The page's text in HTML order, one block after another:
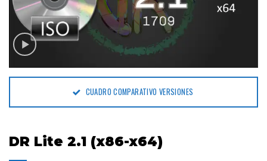
CUADRO COMPARATIVO VERSIONES
DR Lite 2.1 (x86-x64)